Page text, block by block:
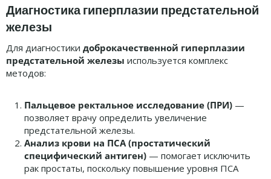
Диагностика гиперплазии предстательной
железы
Для диагностики доброкачественной гиперплазии
предстательной железы используется комплекс
методов:
Пальцевое ректальное исследование (ПРИ) —
позволяет врачу определить увеличение
предстательной железы.
Анализ крови на ПСА (простатический
специфический антиген) — помогает исключить
рак простаты, поскольку повышение уровня ПСА